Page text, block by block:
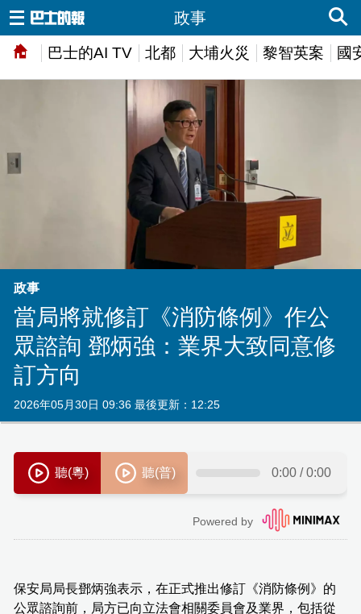
巴士的AI TV 北都 大埔火災 黎智英案 國
政事
政事
當局將就修訂《消防條例》作公
眾諮詢 鄧炳強：業界大致同意修
訂方向
2026年05月30日 09:36 最後更新：12:25
保安局局長鄧炳強表示，在正式推出修訂《消防條例》的
公眾諮詢前，局方已向立法會相關委員會及業界，包括從